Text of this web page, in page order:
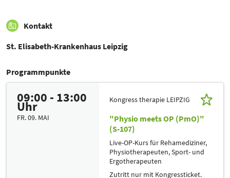
Kontakt
St. Elisabeth-Krankenhaus Leipzig
Programmpunkte
09:00 - 13:00
Uhr
FR. 09. MAI
Kongress therapie LEIPZIG
"Physio meets OP (PmO)"
(S-107)
Live-OP-Kurs für Rehamediziner,
Physiotherapeuten, Sport- und
Ergotherapeuten
Zutritt nur mit Kongressticket.